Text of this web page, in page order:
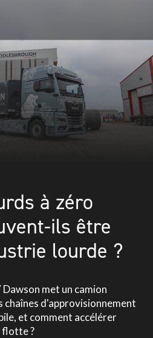
à zéro
ils être
lourde ?
met un camion
chaînes d'approvisionnement
et comment accélérer
?